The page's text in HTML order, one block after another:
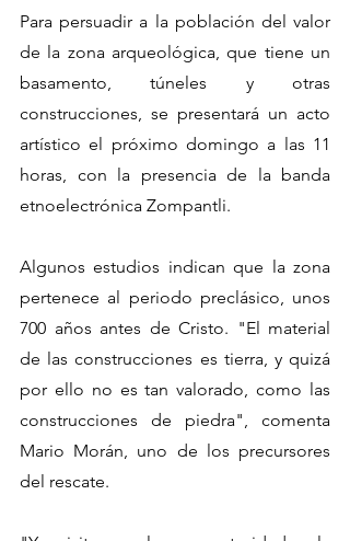
Para persuadir a la población del valor
de la zona arqueológica, que tiene un
basamento, túneles y otras
construcciones, se presentará un acto
artístico el próximo domingo a las 11
horas, con la presencia de la banda
etnoelectrónica Zompantli.
Algunos estudios indican que la zona
pertenece al periodo preclásico, unos
700 años antes de Cristo. "El material
de las construcciones es tierra, y quizá
por ello no es tan valorado, como las
construcciones de piedra", comenta
Mario Morán, uno de los precursores
del rescate.